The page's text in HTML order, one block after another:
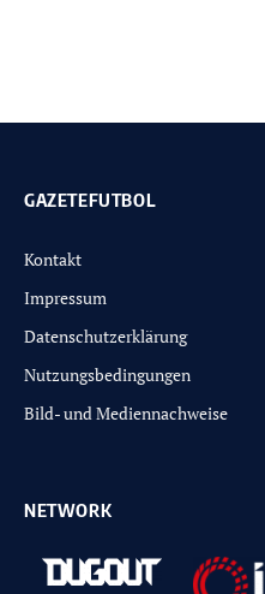
GAZETEFUTBOL
Kontakt
Impressum
Datenschutzerklärung
Nutzungsbedingungen
Bild- und Mediennachweise
NETWORK